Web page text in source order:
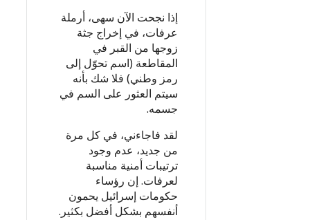
إذا نجحت الآن سهى، أرملة
عرفات، في إخراج جثة
زوجها من القبر في
المقاطعة (اسم تحوّل إلى
رمز وطني) فلا شك بأنه
سيتم العثور على السم في
جسمه.
لقد فاجاءني، في كل مرة
من جديد، عدم وجود
ترتيبات أمنية مناسبة
لعرفات. إن رؤساء
حكومات إسرائيل يحمون
أنفسهم بشكل أفضل بكثير.